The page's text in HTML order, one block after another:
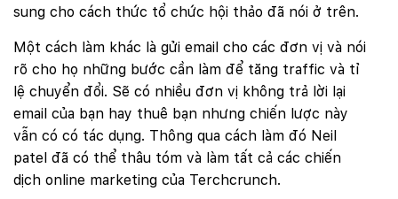
sung cho cách thức tổ chức hội thảo đã nói ở trên.
Một cách làm khác là gửi email cho các đơn vị và nói
rõ cho họ những bước cần làm để tăng traffic và tỉ
lệ chuyển đổi. Sẽ có nhiều đơn vị không trả lời lại
email của bạn hay thuê bạn nhưng chiến lược này
vẫn có có tác dụng. Thông qua cách làm đó Neil
patel đã có thể thâu tóm và làm tất cả các chiến
dịch online marketing của Terchcrunch.